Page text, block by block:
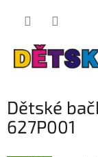
Dětské
627P001